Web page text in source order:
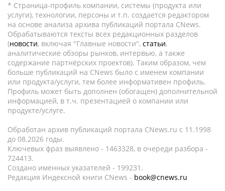
* Страница-профиль компании, системы (продукта или
услуги), технологии, персоны и т.п. создается редактором
на основе анализа архива публикаций портала CNews.
Обрабатываются тексты всех редакционных разделов
(новости, включая "Главные новости", статьи,
аналитические обзоры рынков, интервью, а также
содержание партнёрских проектов). Таким образом, чем
больше публикаций на CNews было с именем компании
или продукта/услуги, тем более информативен профиль.
Профиль может быть дополнен (обогащен) дополнительной
информацией, в т.ч. презентацией о компании или
продукте/услуге.
Обработан архив публикаций портала CNews.ru c 11.1998
до 08.2026 годы.
Ключевых фраз выявлено - 1463328, в очереди разбора -
724413.
Создано именных указателей - 199231.
Редакция Индексной книги CNews - book@cnews.ru